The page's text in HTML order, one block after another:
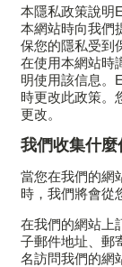
本隱私政策說明
本網站時向我們
保您的隱私受到
在使用本網站時
明使用該信息。
時更改此政策。
更改。
我們收集什麼
當您在我們的網
時，我們將會從
在我們的網站上
子郵件地址、郵
名訪問我們的網